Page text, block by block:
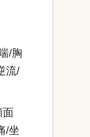
/胸
流/
面
/坐